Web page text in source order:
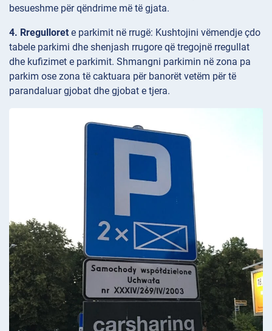
besueshme për qëndrime më të gjata.
4. Rregulloret e parkimit në rrugë: Kushtojini vëmendje çdo
tabele parkimi dhe shenjash rrugore që tregojnë rregullat
dhe kufizimet e parkimit. Shmangni parkimin në zona pa
parkim ose zona të caktuara për banorët vetëm për të
parandaluar gjobat dhe gjobat e tjera.